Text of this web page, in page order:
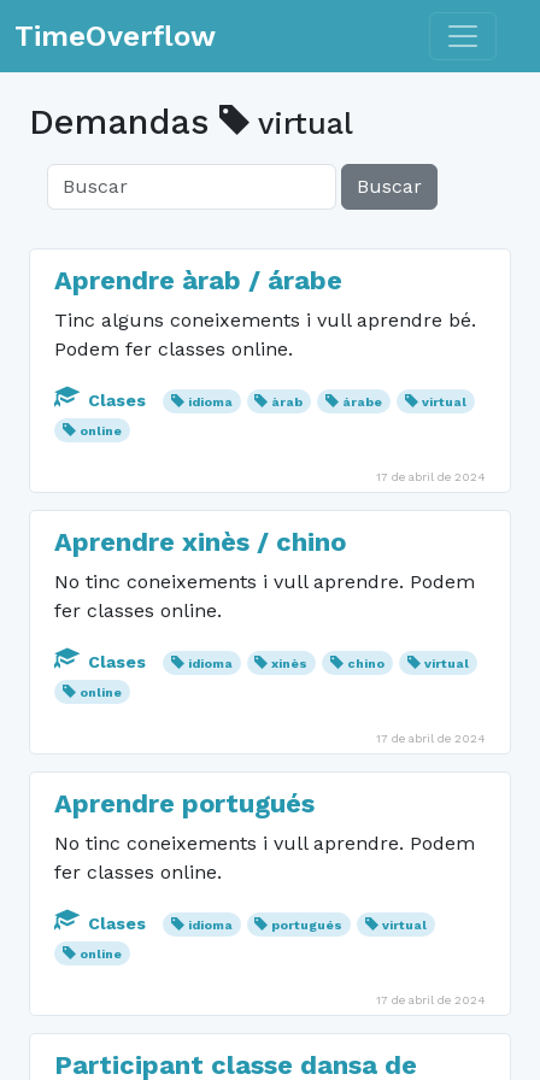
TimeOverflow Toggle
Demandas virtual
Buscar
Aprendre àrab / árabe
Tinc alguns coneixements i vull aprendre bé.
Podem fer classes online.
Clases idioma àrab árabe
virtual
online
17 de abril de 2024
Aprendre xinès / chino
No tinc coneixements i vull aprendre. Podem
fer classes online.
Clases idioma xinès chino
virtual
online
17 de abril de 2024
Aprendre portugués
No tinc coneixements i vull aprendre. Podem
fer classes online.
Clases idioma portugués
virtual
online
17 de abril de 2024
Participant classe dansa de